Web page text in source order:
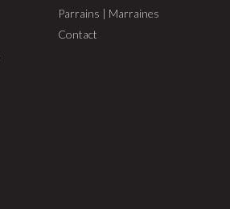
Parrains | Marraines
Contact